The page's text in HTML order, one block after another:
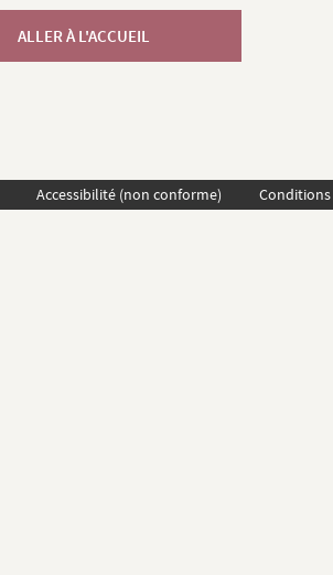
ALLER À L'ACCUEIL
Accessibilité (non conforme)